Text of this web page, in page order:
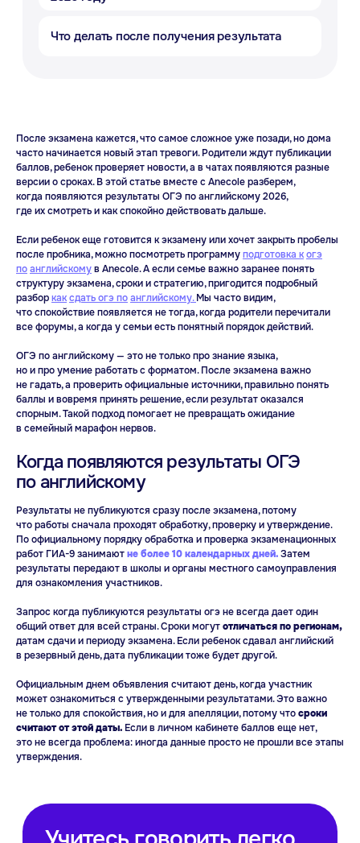
После экзамена кажется, что самое сложное уже позади, но дома
часто начинается новый этап тревоги. Родители ждут публикации
баллов, ребенок проверяет новости, а в чатах появляются разные
версии о сроках. В этой статье вместе с Anecole разберем,
когда появляются результаты ОГЭ по английскому 2026,
где их смотреть и как спокойно действовать дальше.
Если ребенок еще готовится к экзамену или хочет закрыть пробелы
после пробника, можно посмотреть программуподготовка когэ
поанглийскомув Anecole. А если семье важно заранее понять
структуру экзамена, сроки и стратегию, пригодится подробный
разборкаксдать огэ поанглийскому. Мы часто видим,
что спокойствие появляется не тогда, когда родители перечитали
все форумы, а когда у семьи есть понятный порядок действий.
ОГЭ по английскому — это не только про знание языка,
но и про умение работать с форматом. После экзамена важно
не гадать, а проверить официальные источники, правильно понять
баллы и вовремя принять решение, если результат оказался
спорным. Такой подход помогает не превращать ожидание
в семейный марафон нервов.
Когда появляются результаты ОГЭ
по английскому
Результаты не публикуются сразу после экзамена, потому
что работы сначала проходят обработку, проверку и утверждение.
По официальному порядку обработка и проверка экзаменационных
работ ГИА-9 занимаютне более 10 календарных дней.Затем
результаты передают в школы и органы местного самоуправления
для ознакомления участников.
Запрос когда публикуются результаты огэ не всегда дает один
общий ответ для всей страны. Сроки могутотличаться по регионам,
датам сдачи и периоду экзамена. Если ребенок сдавал английский
в резервный день, дата публикации тоже будет другой.
Официальным днем объявления считают день, когда участник
может ознакомиться с утвержденными результатами. Это важно
не только для спокойствия, но и для апелляции, потому чтосроки
считают от этой даты. Если в личном кабинете баллов еще нет,
это не всегда проблема: иногда данные просто не прошли все этапы
утверждения.
B1
Учитесь говорить легко
Один бесплатный урок —
и вы поймете, как все просто
Попробовать бесплатно